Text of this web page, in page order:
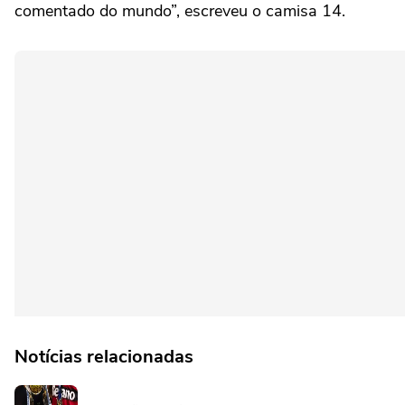
comentado do mundo”, escreveu o camisa 14.
Notícias relacionadas